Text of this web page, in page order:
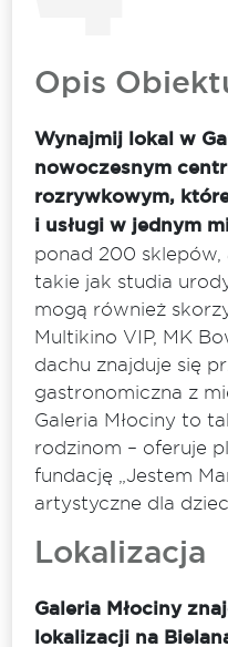
Opis
Wynajmij lokal w
nowoczesnym
rozrywkowym,
i usługi w jednym
ponad 200 sklepów,
takie jak studia
mogą również
Multikino VIP, MK
dachu znajduje się
gastronomiczna z
Galeria Młociny to
rodzinom – oferuje
fundację „Jestem
artystyczne dla
Lokalizacja
Galeria Młociny
lokalizacji na